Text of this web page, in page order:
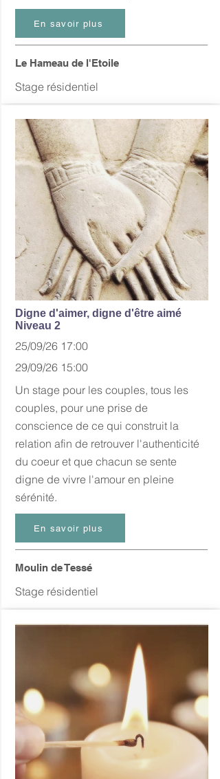
En savoir plus
Le Hameau de l'Etoile
Stage résidentiel
Digne d'aimer, digne d'être aimé
Niveau 2
25/09/26 17:00
29/09/26 15:00
Un stage pour les couples, tous les
couples, pour une prise de
conscience de ce qui construit la
relation afin de retrouver l'authenticité
du coeur et que chacun se sente
digne de vivre l'amour en pleine
sérénité.
En savoir plus
Moulin de Tessé
Stage résidentiel